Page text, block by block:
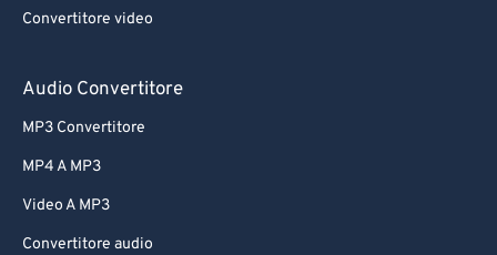
Convertitore video
Audio Convertitore
MP3 Convertitore
MP4 A MP3
Video A MP3
Convertitore audio